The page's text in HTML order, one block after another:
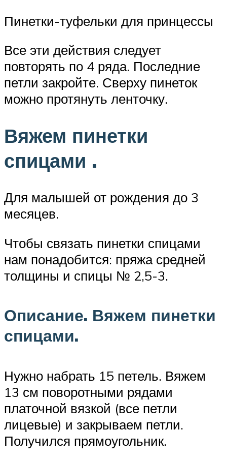
Пинетки-туфельки для принцессы
Все эти действия следует
повторять по 4 ряда. Последние
петли закройте. Сверху пинеток
можно протянуть ленточку.
Вяжем пинетки
спицами .
Для малышей от рождения до 3
месяцев.
Чтобы связать пинетки спицами
нам понадобится: пряжа средней
толщины и спицы № 2,5-3.
Описание. Вяжем пинетки
спицами.
Нужно набрать 15 петель. Вяжем
13 см поворотными рядами
платочной вязкой (все петли
лицевые) и закрываем петли.
Получился прямоугольник.